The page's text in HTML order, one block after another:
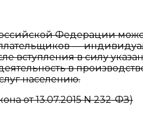
Федерации
—
вступления в силу
в
населению.
от 13.07.2015 N 232-ФЗ)